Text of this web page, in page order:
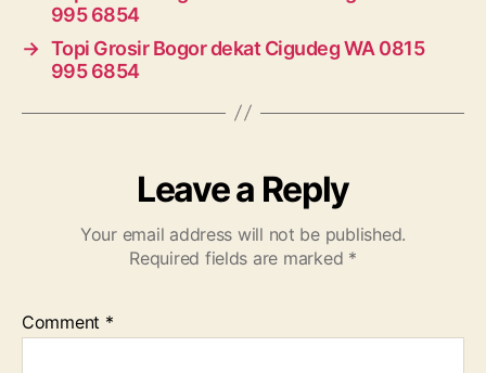
995 6854
→ Topi Grosir Bogor dekat Cigudeg WA 0815
995 6854
Leave a Reply
Your email address will not be published.
Required fields are marked *
Comment *